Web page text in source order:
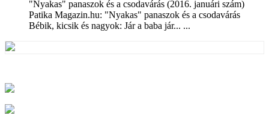
"Nyakas" panaszok és a csodavárás (2016. januári szám)
Patika Magazin.hu: "Nyakas" panaszok és a csodavárás
Bébik, kicsik és nagyok: Jár a baba jár... ...